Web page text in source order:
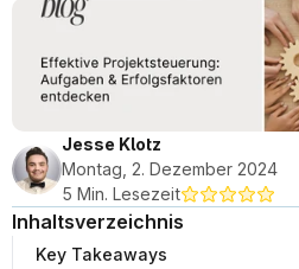
Jesse Klotz
Montag, 2. Dezember 2024
5 Min. Lesezeit
Inhaltsverzeichnis
Key Takeaways